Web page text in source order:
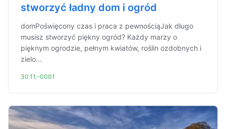
stworzyć ładny dom i ogród
domPoświęcony czas i praca z pewnościąJak długo
musisz stworzyć piękny ogród? Każdy marzy o
pięknym ogrodzie, pełnym kwiatów, roślin ozdobnych i
zielo...
30.11.-0001